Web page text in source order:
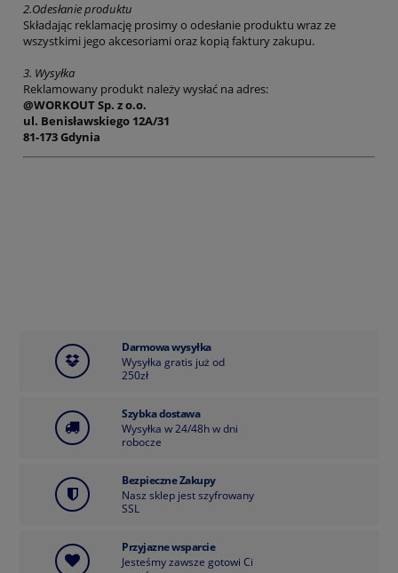
2.Odesłanie produktu
Składając reklamację prosimy o odesłanie produktu wraz ze
wszystkimi jego akcesoriami oraz kopią faktury zakupu.
3. Wysyłka
Reklamowany produkt należy wysłać na adres:
@WORKOUT Sp. z o.o.
ul. Benisławskiego 12A/31
81-173 Gdynia
Darmowa wysyłka
Wysyłka gratis już od
250zł
Szybka dostawa
Wysyłka w 24/48h w dni
robocze
Bezpieczne Zakupy
Nasz sklep jest szyfrowany
SSL
Przyjazne wsparcie
Jesteśmy zawsze gotowi Ci